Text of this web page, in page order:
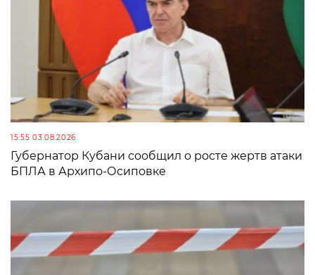
15:55 03.08.2026
Губернатор Кубани сообщил о росте жертв атаки
БПЛА в Архипо-Осиповке